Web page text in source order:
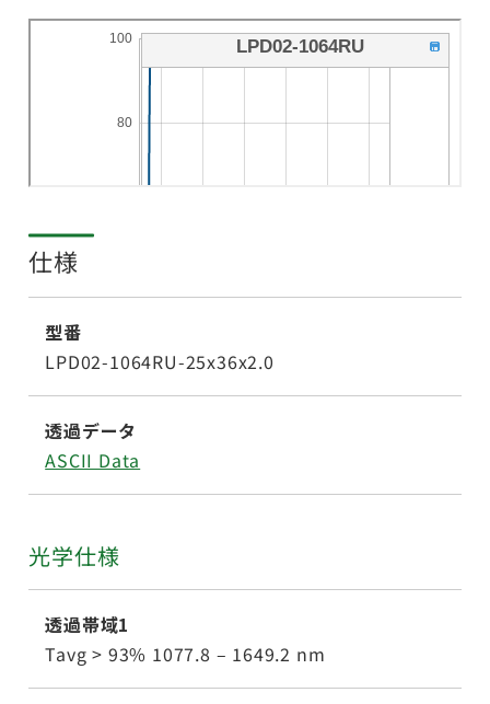
仕様
型番
LPD02-1064RU-25x36x2.0
透過データ
ASCII Data
光学仕様
透過帯域1
Tavg > 93% 1077.8 – 1649.2 nm